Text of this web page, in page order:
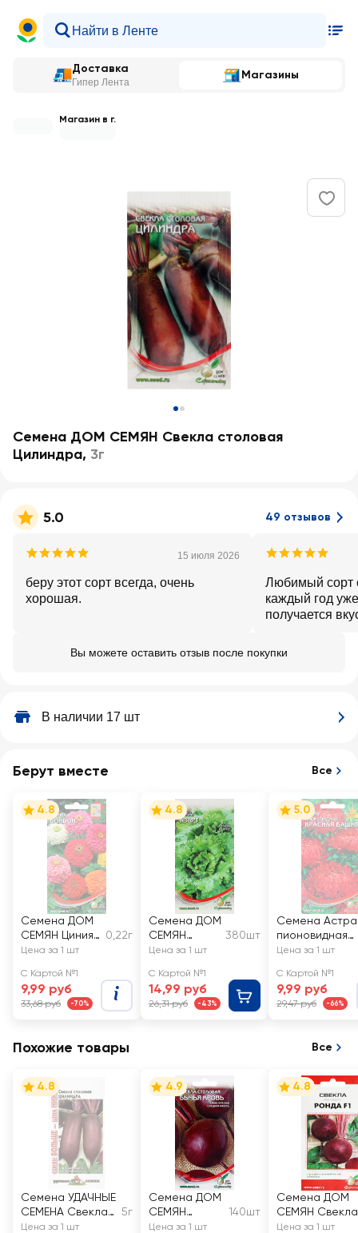
Доставка
Гипер Лента
Магазины
Магазин в г.
Семена ДОМ СЕМЯН Свекла столовая
Цилиндра, 3г
5.0 49 отзывов
15 июля 2026
беру этот сорт всегда, очень
хорошая.
Любимый сорт
каждый год
получается
надеюсь не
Вы можете оставить отзыв после покупки
В наличии 17 шт
Берут вместе Все
4.8
Семена ДОМ
СЕМЯН Циния
Бонбон
0,22г
Цена за 1 шт
С Картой №1
9,99 руб
33,68 руб -70%
4.8
Семена ДОМ
СЕМЯН
Салат Азарт
380шт
Цена за 1 шт
С Картой №1
14,99 руб
26,31 руб -43%
5.0
Семена Астра
пионовидная
Красная
Цена за 1 шт
С Картой №1
9,99 руб
29,47 руб -66%
Похожие товары Все
4.8
Семена УДАЧНЫЕ
СЕМЕНА Свекла
Цилиндра
5г
Цена за 1 шт
4.9
Семена ДОМ
СЕМЯН
Свекла Бычья
140шт
Цена за 1 шт
4.8
Семена ДОМ
СЕМЯН Свекла
Ронда F1
Цена за 1 шт